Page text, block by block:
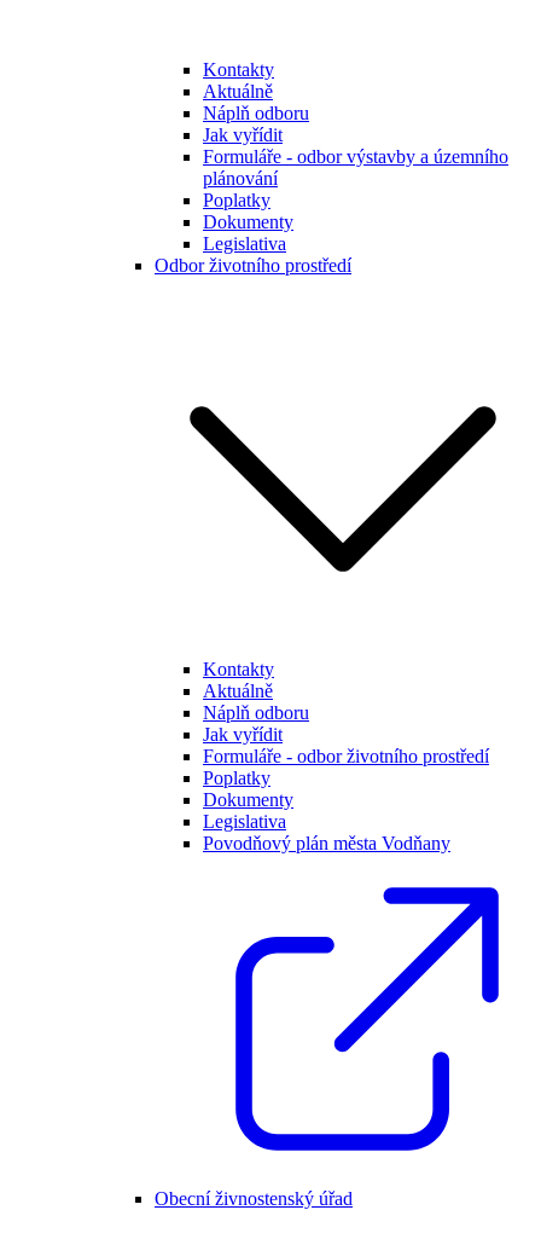
Kontakty
Aktuálně
Náplň odboru
Jak vyřídit
Formuláře - odbor výstavby a územního
plánování
Poplatky
Dokumenty
Legislativa
Odbor životního prostředí
Kontakty
Aktuálně
Náplň odboru
Jak vyřídit
Formuláře - odbor životního prostředí
Poplatky
Dokumenty
Legislativa
Povodňový plán města Vodňany
Obecní živnostenský úřad